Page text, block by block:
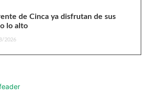
de Cinca ya disfrutan de sus
lo alto
2026